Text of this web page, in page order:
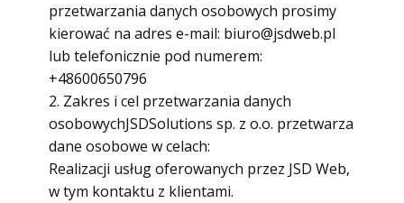
przetwarzania danych osobowych prosimy
kierować na adres e-mail: biuro@jsdweb.pl
lub telefonicznie pod numerem:
+48600650796
2. Zakres i cel przetwarzania danych
osobowychJSDSolutions sp. z o.o. przetwarza
dane osobowe w celach:
Realizacji usług oferowanych przez JSD Web,
w tym kontaktu z klientami.